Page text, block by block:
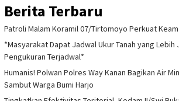
Berita Terbaru
Patroli Malam Koramil 07/Tirtomoyo Perkuat
*Masyarakat Dapat Jadwal Ukur Tanah yang Lebih
Pengukuran Terjadwal*
Humanis! Polwan Polres Way Kanan Bagikan Air
Sambut Warga Bumi Harjo